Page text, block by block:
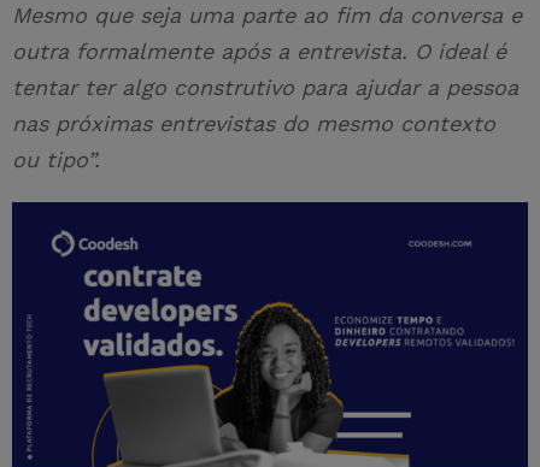
Mesmo que seja uma parte ao fim da conversa e
outra formalmente após a entrevista. O ideal é
tentar ter algo construtivo para ajudar a pessoa
nas próximas entrevistas do mesmo contexto
ou tipo”.